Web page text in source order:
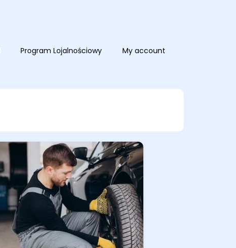
Program Lojalnościowy My account